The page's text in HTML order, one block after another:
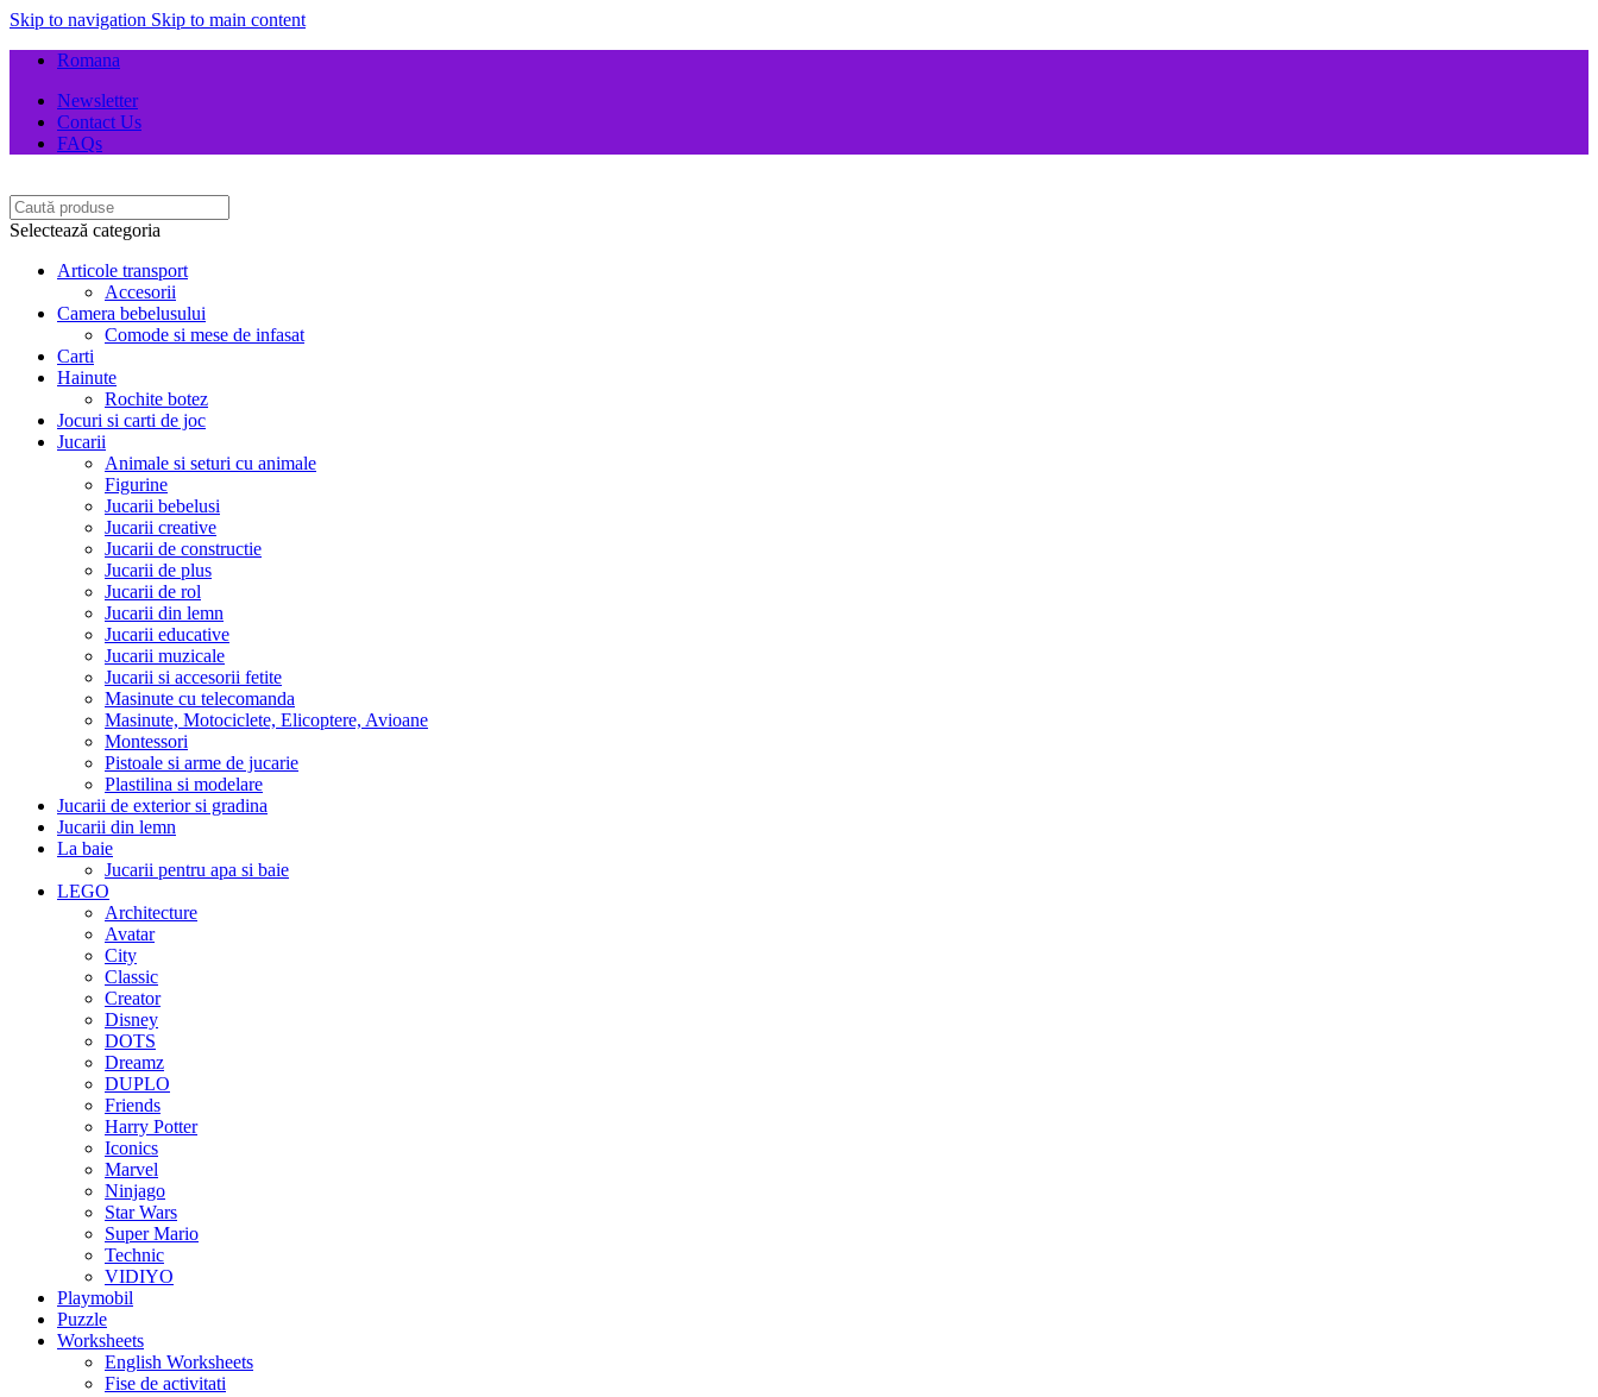
Skip to navigation Skip to main content
Romana
Newsletter
Contact Us
FAQs
Selectează categoria
Articole transport
Accesorii
Camera bebelusului
Comode si mese de infasat
Carti
Hainute
Rochite botez
Jocuri si carti de joc
Jucarii
Animale si seturi cu animale
Figurine
Jucarii bebelusi
Jucarii creative
Jucarii de constructie
Jucarii de plus
Jucarii de rol
Jucarii din lemn
Jucarii educative
Jucarii muzicale
Jucarii si accesorii fetite
Masinute cu telecomanda
Masinute, Motociclete, Elicoptere, Avioane
Montessori
Pistoale si arme de jucarie
Plastilina si modelare
Jucarii de exterior si gradina
Jucarii din lemn
La baie
Jucarii pentru apa si baie
LEGO
Architecture
Avatar
City
Classic
Creator
Disney
DOTS
Dreamz
DUPLO
Friends
Harry Potter
Iconics
Marvel
Ninjago
Star Wars
Super Mario
Technic
VIDIYO
Playmobil
Puzzle
Worksheets
English Worksheets
Fise de activitati